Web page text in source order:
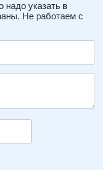
надо указать в
Не работаем с